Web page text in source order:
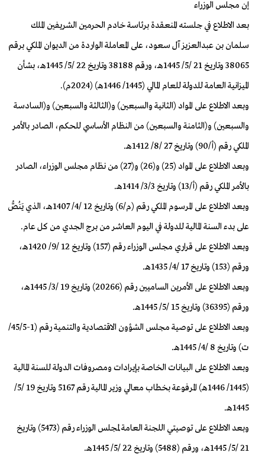
إن مجلس الوزراء
بعد الاطلاع في جلسته المنعقدة برئاسة خادم الحرمين الشريفين الملك
سلمان بن عبدالعزيز آل سعود، على المعاملة الواردة من الديوان الملكي برقم
38065 وتاريخ 21 /5/ 1445هـ، ورقم 38188 وتاريخ 22 /5/ 1445هـ، بشأن
الميزانية العامة للدولة للعام المالي (1445/ 1446هـ) (2024م).
وبعد الاطلاع على المواد (الثانية والسبعين) و(الثالثة والسبعين) و(السادسة
والسبعين) و(الثامنة والسبعين) من النظام الأساسي للحكم، الصادر بالأمر
الملكي رقم (أ/90) وتاريخ 27 /8/ 1412هـ.
وبعد الاطلاع على المواد (25) و(26) و(27) من نظام مجلس الوزراء، الصادر
بالأمر الملكي رقم (أ/13) وتاريخ 3/3/ 1414هـ.
وبعد الاطلاع على المرسوم الملكي رقم (م/6) وتاريخ 12 /4/ 1407هــ، الذي يَنُصُّ
على بدء السنة المالية للدولة في اليوم العاشر من برج الجدي من كل عام.
وبعد الاطلاع على قراري مجلس الوزراء رقم (157) وتاريخ 12 /9/ 1420هـ،
ورقم (153) وتاريخ 17 /4/ 1435هـ.
وبعد الاطلاع على الأمرين الساميين رقم (20266) وتاريخ 19 /3/ 1445هـ،
ورقم (36395) وتاريخ 15 /5/ 1445هـ.
وبعد الاطلاع على توصية مجلس الشؤون الاقتصادية والتنمية رقم (1-45/5/
ت) وتاريخ 8 /4/ 1445هـ.
وبعد الاطلاع على البيانات الخاصة بإيرادات ومصروفات الدولة للسنة المالية
(1445/ 1446هـ) المرفوعة بخطاب معالي وزير المالية رقم 5167 وتاريخ 19 /5/
1445هـ.
وبعد الاطلاع على توصيتي اللجنة العامة لمجلس الوزراء رقم (5473) وتاريخ
21 /5/ 1445هـ، ورقم (5488) وتاريخ 22 /5/ 1445هـ.